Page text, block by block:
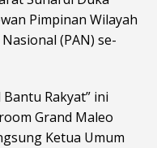
Pimpinan Wilayah
(PAN) se-
Rakyat” ini
Grand Maleo
Ketua Umum